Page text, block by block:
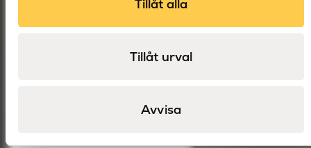
Tillåt alla
Tillåt urval
Avvisa